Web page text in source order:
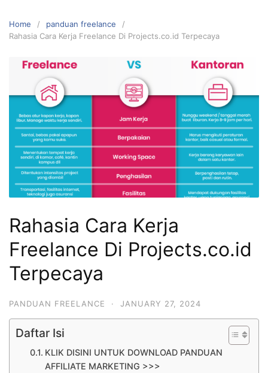
Home
panduan freelance
Rahasia Cara Kerja Freelance Di Projects.co.id Terpecaya
Rahasia Cara Kerja
Freelance Di Projects.co.id
Terpecaya
PANDUAN FREELANCE · JANUARY 27, 2024
Daftar Isi
KLIK DISINI UNTUK DOWNLOAD PANDUAN
AFFILIATE MARKETING >>>